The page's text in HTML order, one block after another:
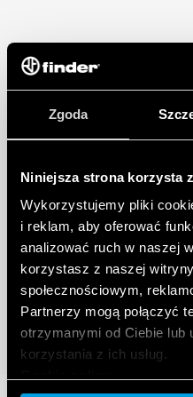
Zgoda
Niniejsza strona korzysta
Wykorzystujemy pliki
i reklam, aby oferować
analizować ruch w naszej
korzystasz z naszej
społecznościowym,
Partnerzy mogą połączyć
otrzymanymi od Ciebie lub
korzystania z ich usług.